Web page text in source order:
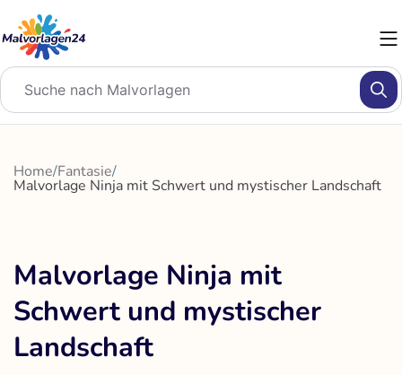
Inhalt
springen
Home/Fantasie/
Malvorlage Ninja mit Schwert und mystischer Landschaft
Malvorlage Ninja mit
Schwert und mystischer
Landschaft